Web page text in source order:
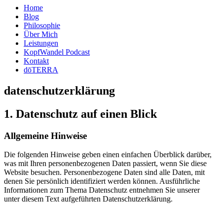
Home
Blog
Philosophie
Über Mich
Leistungen
KopfWandel Podcast
Kontakt
dōTERRA
datenschutzerklärung
1. Datenschutz auf einen Blick
Allgemeine Hinweise
Die folgenden Hinweise geben einen einfachen Überblick darüber,
was mit Ihren personenbezogenen Daten passiert, wenn Sie diese
Website besuchen. Personenbezogene Daten sind alle Daten, mit
denen Sie persönlich identifiziert werden können. Ausführliche
Informationen zum Thema Datenschutz entnehmen Sie unserer
unter diesem Text aufgeführten Datenschutzerklärung.